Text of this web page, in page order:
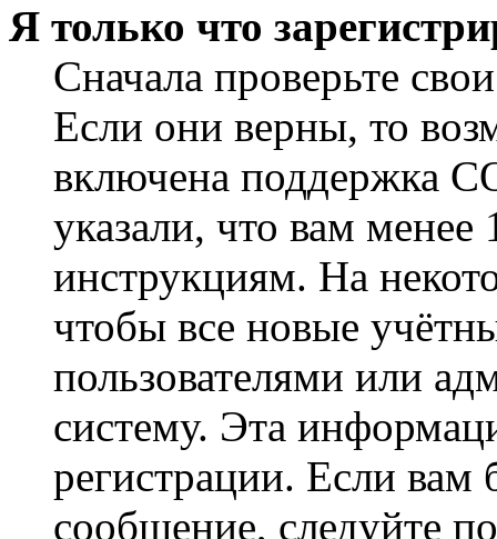
Я только что
Сначала проверьте
Если они верны, то
включена поддержка
указали, что вам
инструкциям. На
чтобы все новые
пользователями или
систему. Эта
регистрации. Если
сообщение, следуйте